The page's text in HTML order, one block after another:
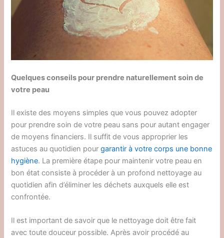
Quelques conseils pour prendre naturellement soin de
votre peau
Il existe des moyens simples que vous pouvez adopter
pour prendre soin de votre peau sans pour autant engager
de moyens financiers. Il suffit de vous approprier les
astuces au quotidien pourgarantir à votre corps une bonne
hygiène. La première étape pour maintenir votre peau en
bon état consiste à procéder à un profond nettoyage au
quotidien afin d’éliminer les déchets auxquels elle est
confrontée.
Il est important de savoir que le nettoyage doit être fait
avec toute douceur possible. Après avoir procédé au